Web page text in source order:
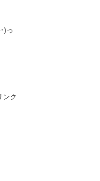
)っ
ンク